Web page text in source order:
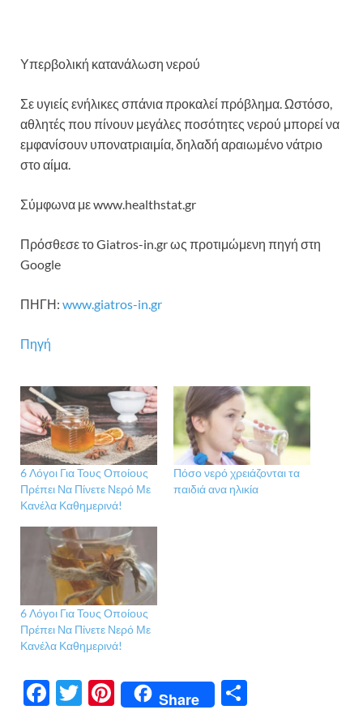
Υπερβολική κατανάλωση νερού
Σε υγιείς ενήλικες σπάνια προκαλεί πρόβλημα. Ωστόσο,
αθλητές που πίνουν μεγάλες ποσότητες νερού μπορεί να
εμφανίσουν υπονατριαιμία, δηλαδή αραιωμένο νάτριο
στο αίμα.
Σύμφωνα με www.healthstat.gr
Πρόσθεσε το Giatros-in.gr ως προτιμώμενη πηγή στη
Google
ΠΗΓΗ: www.giatros-in.gr
Πηγή
6 Λόγοι Για Τους Οποίους
Πρέπει Να Πίνετε Νερό Με
Κανέλα Καθημερινά!
Πόσο νερό χρειάζονται τα
παιδιά ανα ηλικία
6 Λόγοι Για Τους Οποίους
Πρέπει Να Πίνετε Νερό Με
Κανέλα Καθημερινά!
F
T
Pi
nt
Share